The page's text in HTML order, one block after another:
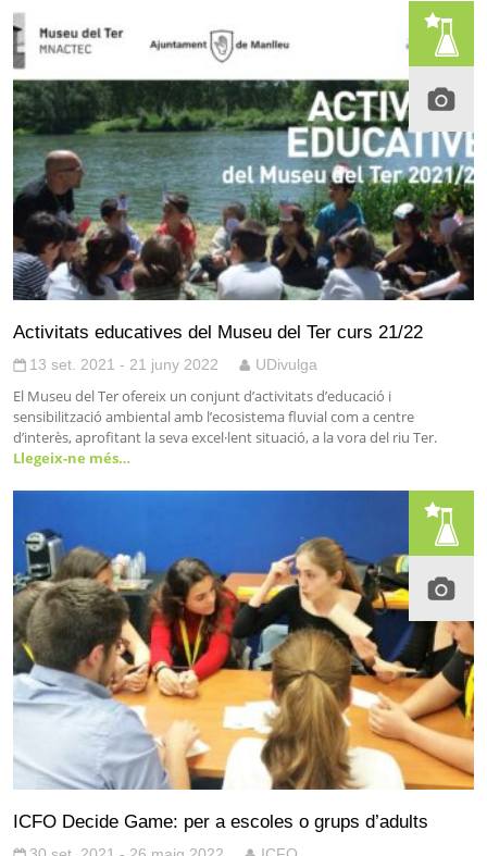
Activitats educatives del Museu del Ter curs 21/22
13 set. 2021 - 21 juny 2022 UDivulga
El Museu del Ter ofereix un conjunt d’activitats d’educació i
sensibilització ambiental amb l’ecosistema fluvial com a centre
d’interès, aprofitant la seva excel·lent situació, a la vora del riu Ter.
Llegeix-ne més…
ICFO Decide Game: per a escoles o grups d’adults